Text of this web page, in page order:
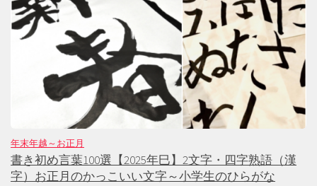
年末年越～お正月
書き初め言葉100選【2025年巳】2文字・四字熟語（漢
字）お正月のかっこいい文字～小学生のひらがな